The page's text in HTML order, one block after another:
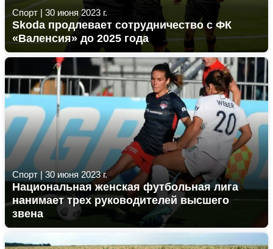
Спорт | 30 июня 2023 г.
Skoda продлевает сотрудничество с ФК
«Валенсия» до 2025 года
Спорт|30 июня 2023 г.
Национальная женская футбольная лига
нанимает трех руководителей высшего
звена